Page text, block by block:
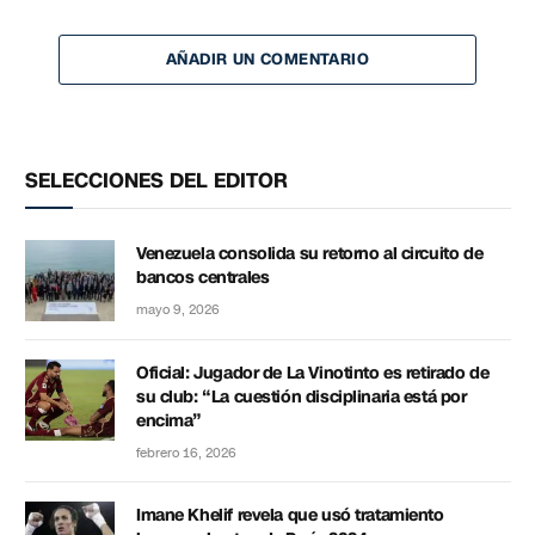
AÑADIR UN COMENTARIO
SELECCIONES DEL EDITOR
Venezuela consolida su retorno al circuito de
bancos centrales
mayo 9, 2026
Oficial: Jugador de La Vinotinto es retirado de
su club: “La cuestión disciplinaria está por
encima”
febrero 16, 2026
Imane Khelif revela que usó tratamiento